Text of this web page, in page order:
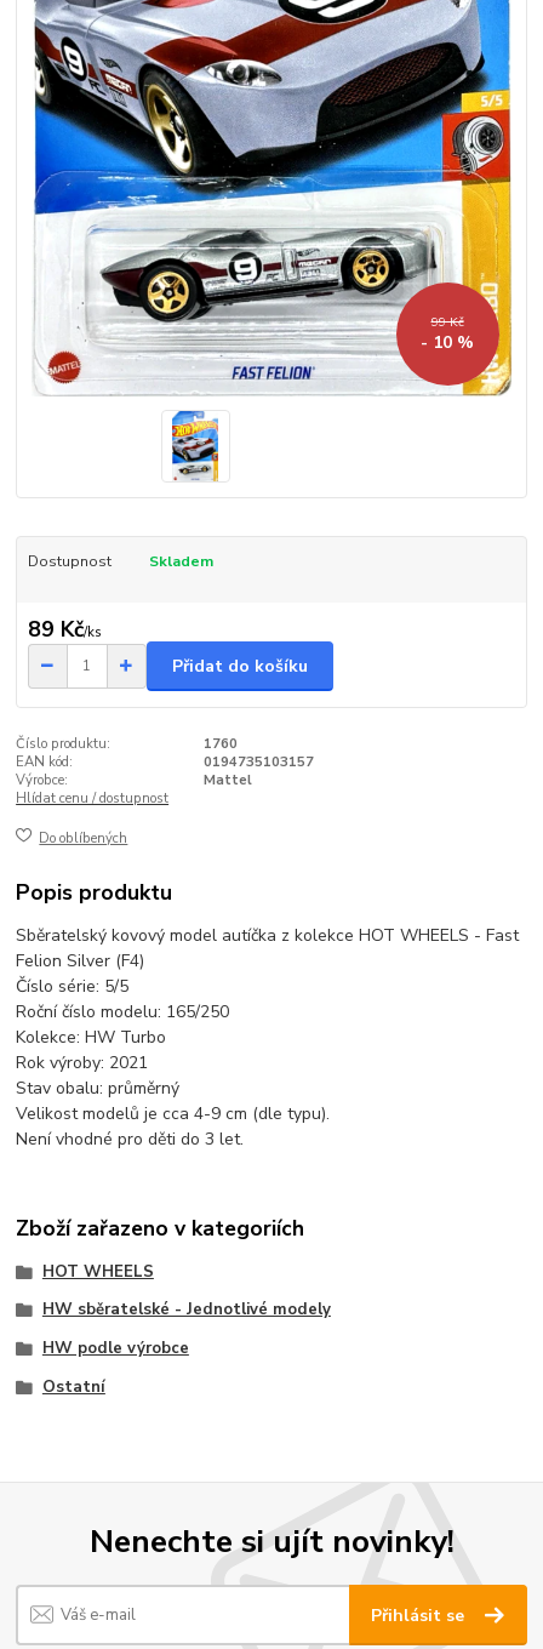
99 Kč
- 10 %
Dostupnost Skladem
89 Kč/ks
Přidat do košíku
Číslo produktu:
1760
EAN kód:
0194735103157
Výrobce:
Mattel
Hlídat cenu / dostupnost
Do oblíbených
Popis produktu
Sběratelský kovový model autíčka z kolekce HOT WHEELS - Fast
Felion Silver (F4)
Číslo série: 5/5
Roční číslo modelu: 165/250
Kolekce: HW Turbo
Rok výroby: 2021
Stav obalu: průměrný
Velikost modelů je cca 4-9 cm (dle typu).
Není vhodné pro děti do 3 let.
Zboží zařazeno v kategoriích
HOT WHEELS
HW sběratelské - Jednotlivé modely
HW podle výrobce
Ostatní
Nenechte si ujít novinky!
Přihlásit se